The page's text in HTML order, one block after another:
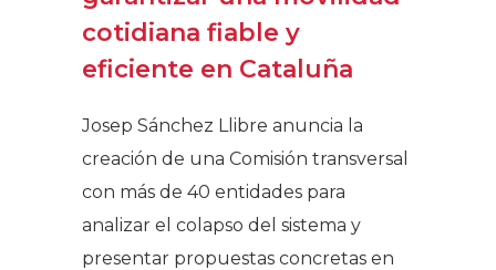
cotidiana fiable y
eficiente en Cataluña
Josep Sánchez Llibre anuncia la
creación de una Comisión transversal
con más de 40 entidades para
analizar el colapso del sistema y
presentar propuestas concretas en